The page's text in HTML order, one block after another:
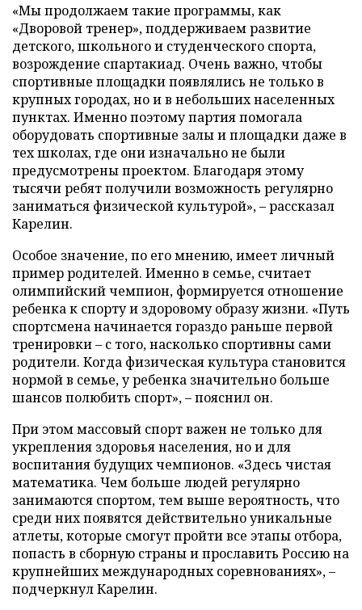
«Мы продолжаем такие программы, как
«Дворовой тренер», поддерживаем развитие
детского, школьного и студенческого спорта,
возрождение спартакиад. Очень важно, чтобы
спортивные площадки появлялись не только в
крупных городах, но и в небольших населенных
пунктах. Именно поэтому партия помогала
оборудовать спортивные залы и площадки даже в
тех школах, где они изначально не были
предусмотрены проектом. Благодаря этому
тысячи ребят получили возможность регулярно
заниматься физической культурой», – рассказал
Карелин.
Особое значение, по его мнению, имеет личный
пример родителей. Именно в семье, считает
олимпийский чемпион, формируется отношение
ребенка к спорту и здоровому образу жизни. «Путь
спортсмена начинается гораздо раньше первой
тренировки – с того, насколько спортивны сами
родители. Когда физическая культура становится
нормой в семье, у ребенка значительно больше
шансов полюбить спорт», – пояснил он.
При этом массовый спорт важен не только для
укрепления здоровья населения, но и для
воспитания будущих чемпионов. «Здесь чистая
математика. Чем больше людей регулярно
занимаются спортом, тем выше вероятность, что
среди них появятся действительно уникальные
атлеты, которые смогут пройти все этапы отбора,
попасть в сборную страны и прославить Россию на
крупнейших международных соревнованиях», –
подчеркнул Карелин.